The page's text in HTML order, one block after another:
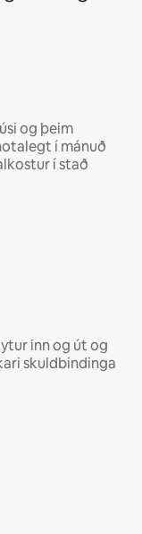
og þeim
í mánuð
í stað
inn og út og
skuldbindinga